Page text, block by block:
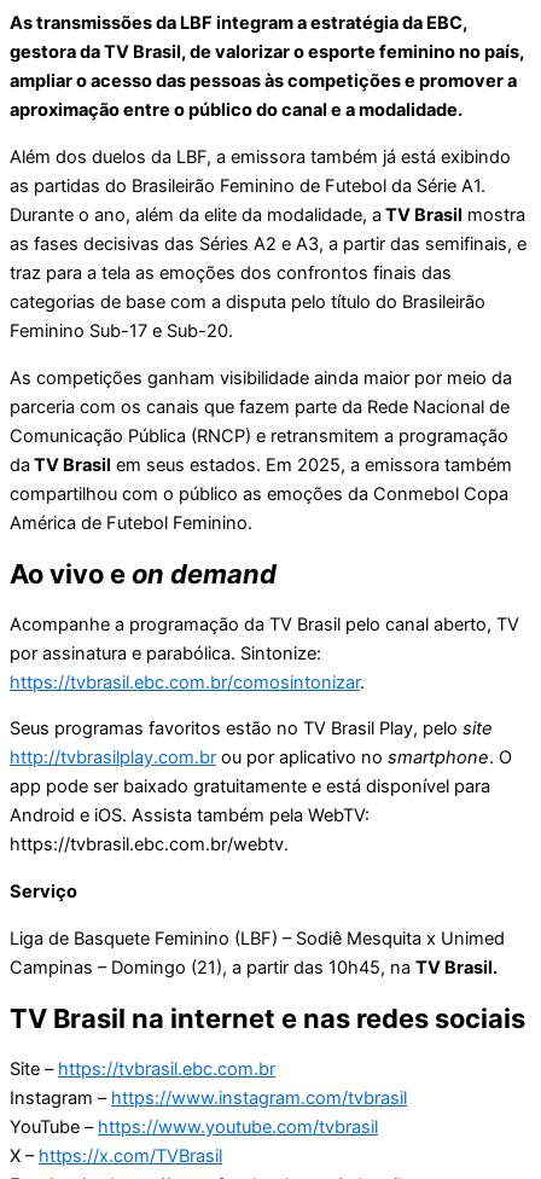
As transmissões da LBF integram a estratégia da EBC,
gestora da TV Brasil, de valorizar o esporte feminino no país,
ampliar o acesso das pessoas às competições e promover a
aproximação entre o público do canal e a modalidade.
Além dos duelos da LBF, a emissora também já está exibindo
as partidas do Brasileirão Feminino de Futebol da Série A1.
Durante o ano, além da elite da modalidade, a TV Brasil mostra
as fases decisivas das Séries A2 e A3, a partir das semifinais, e
traz para a tela as emoções dos confrontos finais das
categorias de base com a disputa pelo título do Brasileirão
Feminino Sub-17 e Sub-20.
As competições ganham visibilidade ainda maior por meio da
parceria com os canais que fazem parte da Rede Nacional de
Comunicação Pública (RNCP) e retransmitem a programação
da TV Brasil em seus estados. Em 2025, a emissora também
compartilhou com o público as emoções da Conmebol Copa
América de Futebol Feminino.
Ao vivo eon demand
Acompanhe a programação da TV Brasil pelo canal aberto, TV
por assinatura e parabólica. Sintonize:
https://tvbrasil.ebc.com.br/comosintonizar.
Seus programas favoritos estão no TV Brasil Play, pelo site
http://tvbrasilplay.com.br ou por aplicativo no smartphone. O
app pode ser baixado gratuitamente e está disponível para
Android e iOS. Assista também pela WebTV:
https://tvbrasil.ebc.com.br/webtv.
Serviço
Liga de Basquete Feminino (LBF) – Sodiê Mesquita x Unimed
Campinas – Domingo (21), a partir das 10h45, na TV Brasil.
TV Brasil na internet e nas redes sociais
Site – https://tvbrasil.ebc.com.br
Instagram – https://www.instagram.com/tvbrasil
YouTube – https://www.youtube.com/tvbrasil
X – https://x.com/TVBrasil